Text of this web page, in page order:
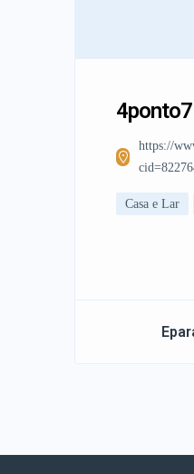
4ponto7
https://
Casa e Lar